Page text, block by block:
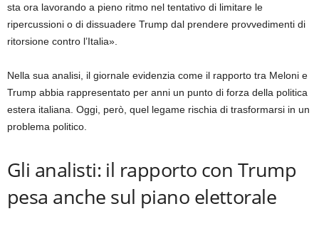
sta ora lavorando a pieno ritmo nel tentativo di limitare le
ripercussioni o di dissuadere Trump dal prendere provvedimenti di
ritorsione contro l’Italia».
Nella sua analisi, il giornale evidenzia come il rapporto tra Meloni e
Trump abbia rappresentato per anni un punto di forza della politica
estera italiana. Oggi, però, quel legame rischia di trasformarsi in un
problema politico.
Gli analisti: il rapporto con Trump
pesa anche sul piano elettorale